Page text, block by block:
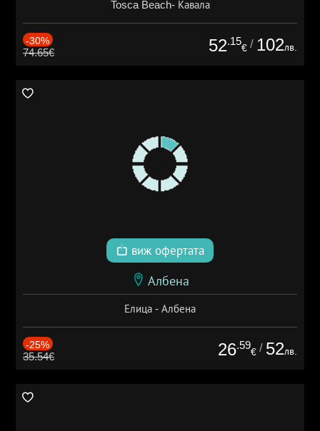
Tosca Beach- Кавала
-30%
74.65€ 52.15
€ / 102лв.
виж офертата
Албена
Елица - Албена
-25%
35.54€ 26.59
€ / 52лв.